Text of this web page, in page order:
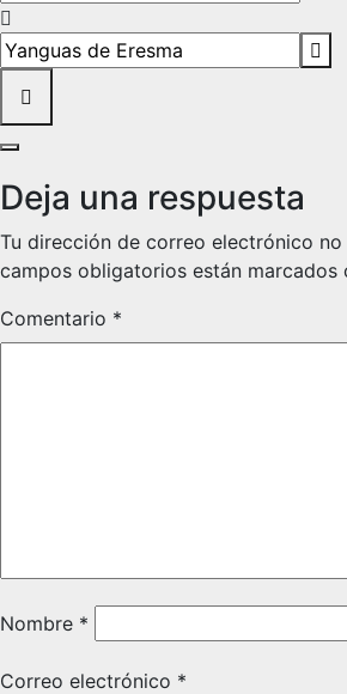
Destination Address - Fiesta de
Deja una respuesta
Tu dirección de correo electrónico no
campos obligatorios están marcados
Comentario *
Nombre *
Correo electrónico *